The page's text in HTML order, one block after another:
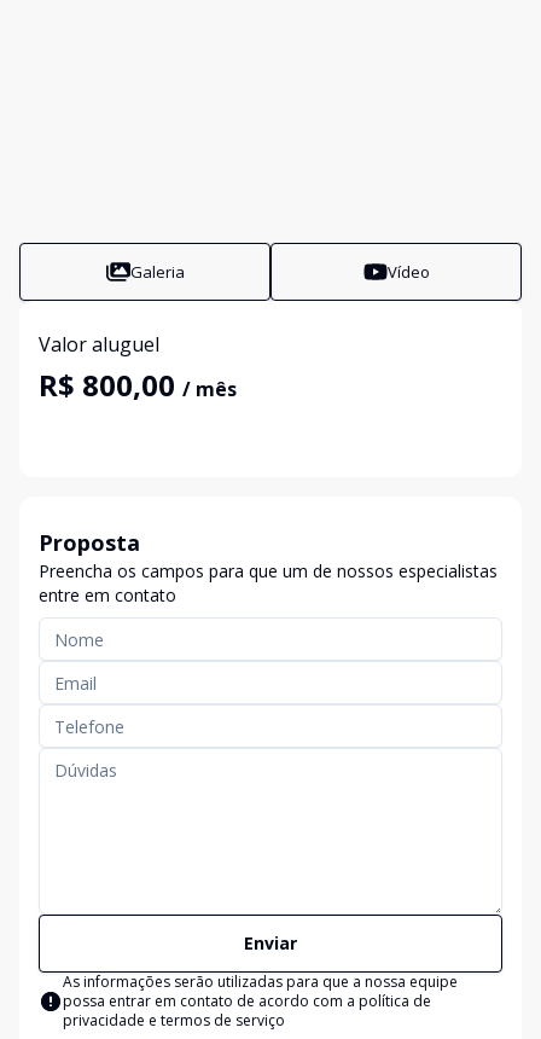
Galeria Vídeo
Valor aluguel
R$ 800,00 / mês
Proposta
Preencha os campos para que um de nossos especialistas
entre em contato
Enviar
As informações serão utilizadas para que a nossa equipe
possa entrar em contato de acordo com a política de
privacidade e termos de serviço